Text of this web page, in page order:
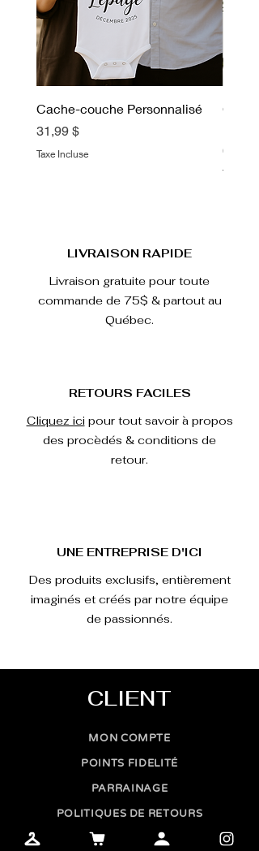
Cache-couche Personnalisé
Prix
31,99 $
Taxe Incluse
Prix
67,99 $
Taxe
LIVRAISON RAPIDE
Livraison gratuite pour toute
commande de 75$ & partout au
Québec.
RETOURS FACILES
Cliquez ici pour tout savoir à propos
des procèdés & conditions de
retour.
UNE ENTREPRISE D'ICI
Des produits exclusifs, entièrement
imaginés et créés par notre équipe
de passionnés.
CLIENT
MON COMPTE
POINTS FIDELITÉ
PARRAINAGE
POLITIQUES DE RETOURS